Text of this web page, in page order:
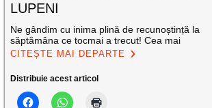
LUPENI
Ne gândim cu inima plină de recunoștință la
săptămâna ce tocmai a trecut! Cea mai
CITEȘTE MAI DEPARTE
Distribuie acest articol